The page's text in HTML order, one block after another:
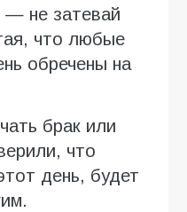
не затевай
что любые
обречены на
брак или
что
день, будет